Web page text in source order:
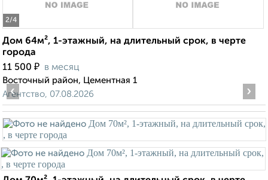
2/4
Дом 64м², 1-этажный, на длительный срок, в черте
города
11 500 ₽ в месяц
Восточный район, Цементная 1
Агентство, 07.08.2026
‹ ›